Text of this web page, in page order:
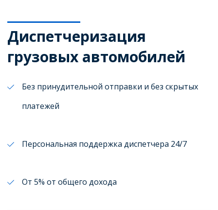
Диспетчеризация
грузовых автомобилей
Без принудительной отправки и без скрытых
платежей
Персональная поддержка диспетчера 24/7
От 5% от общего дохода